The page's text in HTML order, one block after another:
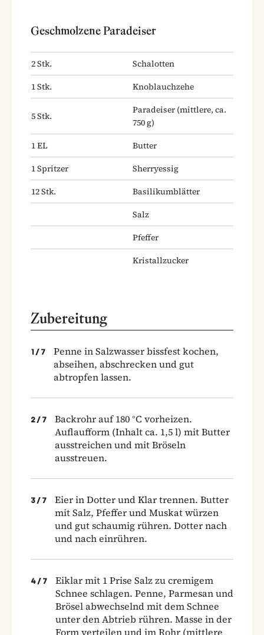
Geschmolzene Paradeiser
2Stk.
Schalotten
1Stk. Knoblauchzehe
5Stk.
Paradeiser (mittlere, ca.
750 g)
1EL
Butter
1Spritzer
Sherryessig
12Stk.
Basilikumblätter
Salz
Pfeffer
Kristallzucker
Zubereitung
1 / 7
Penne in Salzwasser bissfest kochen,
abseihen, abschrecken und gut
abtropfen lassen.
2 / 7
Backrohr auf 180 °C vorheizen.
Auflaufform (Inhalt ca. 1,5 l) mit Butter
ausstreichen und mit Bröseln
ausstreuen.
3 / 7
Eier in Dotter und Klar trennen. Butter
mit Salz, Pfeffer und Muskat würzen
und gut schaumig rühren. Dotter nach
und nach einrühren.
4 / 7
Eiklar mit 1 Prise Salz zu cremigem
Schnee schlagen. Penne, Parmesan und
Brösel abwechselnd mit dem Schnee
unter den Abtrieb rühren. Masse in der
Form verteilen und im Rohr (mittlere